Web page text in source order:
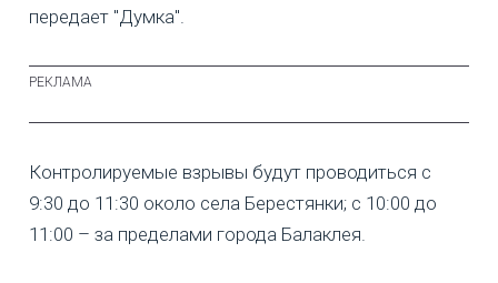
передает "Думка".
Контролируемые взрывы будут проводиться с
9:30 до 11:30 около села Берестянки; с 10:00 до
11:00 – за пределами города Балаклея.